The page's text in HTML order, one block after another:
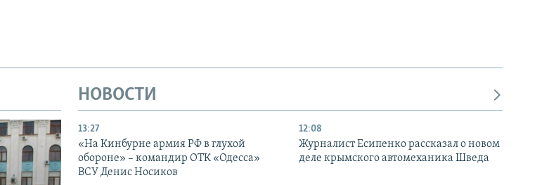
НОВОСТИ
13:27
«На Кинбурне армия РФ в глухой
обороне» – командир ОТК «Одесса»
ВСУ Денис Носиков
12:08
Журналист Есипенко рассказал о новом
деле крымского автомеханика Шведа